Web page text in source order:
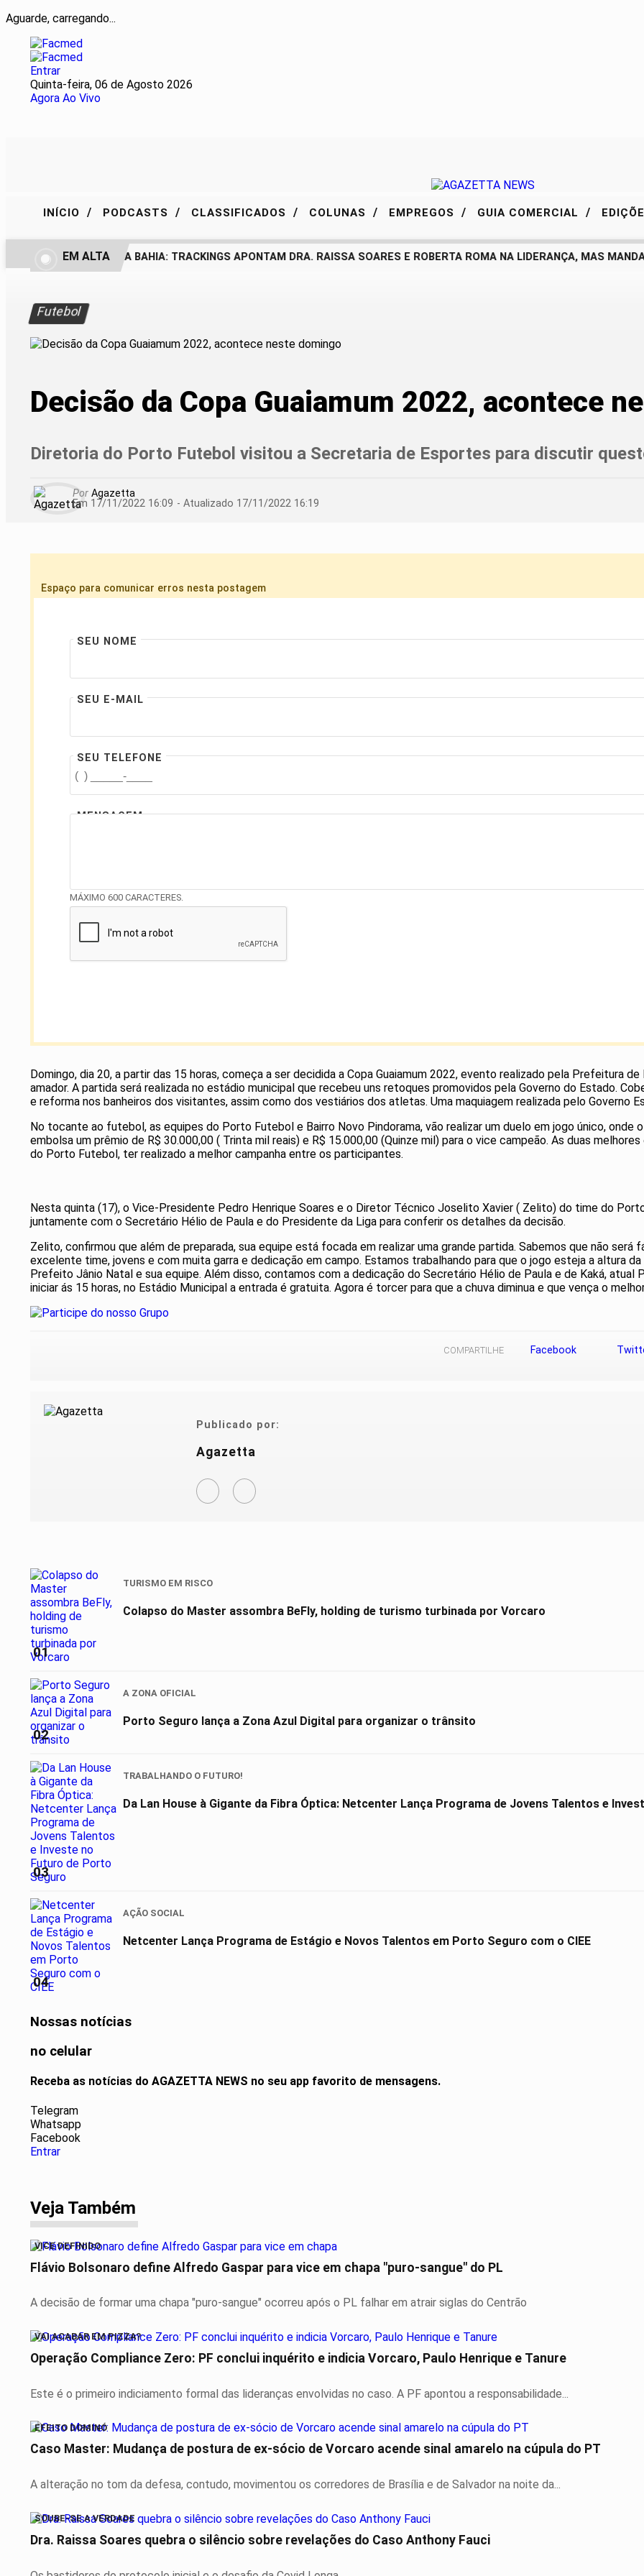
Aguarde, carregando...
Entrar
Quinta-feira, 06 de Agosto 2026
Agora Ao Vivo
INÍCIO / PODCASTS / CLASSIFICADOS / COLUNAS / EMPREGOS / GUIA COMERCIAL /
DO PL NA BAHIA: TRACKINGS APONTAM DRA. RAISSA SOARES E ROBERTA ROMA NA LIDERANÇA, MAS
EM ALTA
Futebol
Decisão da Copa Guaiamum 2022, acontece
Diretoria do Porto Futebol visitou a Secretaria de Esportes para discutir
Por Agazetta
Em 17/11/2022 16:09 - Atualizado 17/11/2022 16:19
Espaço para comunicar erros nesta postagem
SEU NOME
SEU E-MAIL
SEU TELEFONE
MENSAGEM
MÁXIMO 600 CARACTERES.
Domingo, dia 20, a partir das 15 horas, começa a ser decidida a Copa Guaiamum 2022, evento realizado pela Prefeitura
amador. A partida será realizada no estádio municipal que recebeu uns retoques promovidos pela Governo do Estado.
e reforma nos banheiros dos visitantes, assim como dos vestiários dos atletas. Uma maquiagem realizada pelo Governo
No tocante ao futebol, as equipes do Porto Futebol e Bairro Novo Pindorama, vão realizar um duelo em jogo único, onde
embolsa um prêmio de R$ 30.000,00 ( Trinta mil reais) e R$ 15.000,00 (Quinze mil) para o vice campeão. As duas
do Porto Futebol, ter realizado a melhor campanha entre os participantes.
Nesta quinta (17), o Vice-Presidente Pedro Henrique Soares e o Diretor Técnico Joselito Xavier ( Zelito) do time do
juntamente com o Secretário Hélio de Paula e do Presidente da Liga para conferir os detalhes da decisão.
Zelito, confirmou que além de preparada, sua equipe está focada em realizar uma grande partida. Sabemos que não será
excelente time, jovens e com muita garra e dedicação em campo. Estamos trabalhando para que o jogo esteja a altura
Prefeito Jânio Natal e sua equipe. Além disso, contamos com a dedicação do Secretário Hélio de Paula e de Kaká, atual
iniciar ás 15 horas, no Estádio Municipal a entrada é gratuita. Agora é torcer para que a chuva diminua e que vença o
COMPARTILHE Facebook
Publicado por:
Agazetta
01
TURISMO EM RISCO
Colapso do Master assombra BeFly, holding de turismo turbinada por Vorcaro
02
A ZONA OFICIAL
Porto Seguro lança a Zona Azul Digital para organizar o trânsito
03
TRABALHANDO O FUTURO!
Da Lan House à Gigante da Fibra Óptica: Netcenter Lança Programa de Jovens Talentos e
04
AÇÃO SOCIAL
Netcenter Lança Programa de Estágio e Novos Talentos em Porto Seguro com o CIEE
Nossas notícias
no celular
Receba as notícias do AGAZETTA NEWS no seu app favorito de mensagens.
Telegram
Whatsapp
Facebook
Entrar
Veja Também
VICE DEFINIDO
Flávio Bolsonaro define Alfredo Gaspar para vice em chapa "puro-sangue" do PL
A decisão de formar uma chapa "puro-sangue" ocorreu após o PL falhar em atrair siglas do Centrão
VAI ACABAR EM PIZZA?
Operação Compliance Zero: PF conclui inquérito e indicia Vorcaro, Paulo Henrique e Tanure
Este é o primeiro indiciamento formal das lideranças envolvidas no caso. A PF apontou a responsabilidade...
EFEITO DOMINÓ
Caso Master: Mudança de postura de ex-sócio de Vorcaro acende sinal amarelo na cúpula do PT
A alteração no tom da defesa, contudo, movimentou os corredores de Brasília e de Salvador na noite da...
SOUBE-SE A VERDADE
Dra. Raissa Soares quebra o silêncio sobre revelações do Caso Anthony Fauci